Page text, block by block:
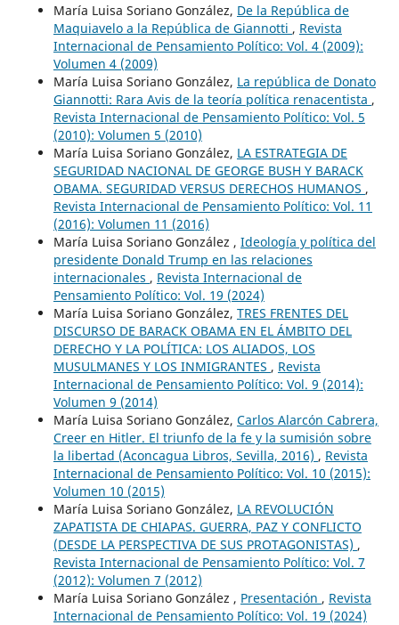
María Luisa Soriano González, De la República de
Maquiavelo a la República de Giannotti , Revista
Internacional de Pensamiento Político: Vol. 4 (2009):
Volumen 4 (2009)
María Luisa Soriano González, La república de Donato
Giannotti: Rara Avis de la teoría política renacentista ,
Revista Internacional de Pensamiento Político: Vol. 5
(2010): Volumen 5 (2010)
María Luisa Soriano González, LA ESTRATEGIA DE
SEGURIDAD NACIONAL DE GEORGE BUSH Y BARACK
OBAMA. SEGURIDAD VERSUS DERECHOS HUMANOS ,
Revista Internacional de Pensamiento Político: Vol. 11
(2016): Volumen 11 (2016)
María Luisa Soriano González , Ideología y política del
presidente Donald Trump en las relaciones
internacionales , Revista Internacional de
Pensamiento Político: Vol. 19 (2024)
María Luisa Soriano González, TRES FRENTES DEL
DISCURSO DE BARACK OBAMA EN EL ÁMBITO DEL
DERECHO Y LA POLÍTICA: LOS ALIADOS, LOS
MUSULMANES Y LOS INMIGRANTES , Revista
Internacional de Pensamiento Político: Vol. 9 (2014):
Volumen 9 (2014)
María Luisa Soriano González, Carlos Alarcón Cabrera,
Creer en Hitler. El triunfo de la fe y la sumisión sobre
la libertad (Aconcagua Libros, Sevilla, 2016) , Revista
Internacional de Pensamiento Político: Vol. 10 (2015):
Volumen 10 (2015)
María Luisa Soriano González, LA REVOLUCIÓN
ZAPATISTA DE CHIAPAS. GUERRA, PAZ Y CONFLICTO
(DESDE LA PERSPECTIVA DE SUS PROTAGONISTAS) ,
Revista Internacional de Pensamiento Político: Vol. 7
(2012): Volumen 7 (2012)
María Luisa Soriano González , Presentación , Revista
Internacional de Pensamiento Político: Vol. 19 (2024)